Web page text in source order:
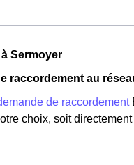
Sermoyer
raccordement au
de raccordement
choix, soit